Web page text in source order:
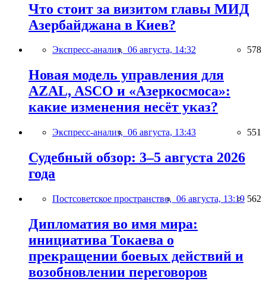
Что стоит за визитом главы МИД
Азербайджана в Киев?
Экспресс-анализ, 06 августа, 14:32 578
Новая модель управления для
AZAL, ASCO и «Азеркосмоса»:
какие изменения несёт указ?
Экспресс-анализ, 06 августа, 13:43 551
Судебный обзор: 3–5 августа 2026
года
Постсоветское пространство, 06 августа, 13:19 562
Дипломатия во имя мира:
инициатива Токаева о
прекращении боевых действий и
возобновлении переговоров